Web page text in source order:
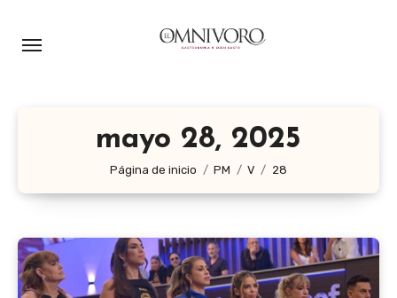
mayo 28, 2025
Página de inicio PM V 28